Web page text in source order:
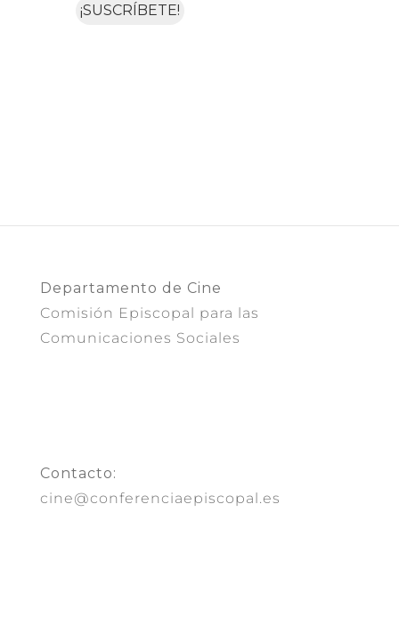
Departamento de Cine
Comisión Episcopal para las
Comunicaciones Sociales
Contacto:
cine@conferenciaepiscopal.es